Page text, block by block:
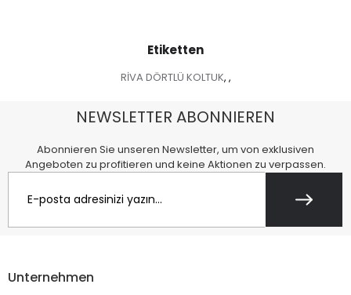
Etiketten
RİVA DÖRTLÜ KOLTUK, ,
NEWSLETTER ABONNIEREN
Abonnieren Sie unseren Newsletter, um von exklusiven
Angeboten zu profitieren und keine Aktionen zu verpassen.
Unternehmen